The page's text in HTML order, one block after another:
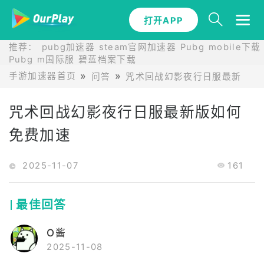
打开APP
推荐： pubg加速器 steam官网加速器 Pubg mobile下载
Pubg m国际服 碧蓝档案下载
手游加速器首页
问答 咒术回战幻影夜行日服最新版问
咒术回战幻影夜行日服最新版如何
免费加速
2025-11-07 161
最佳回答
O酱
2025-11-08